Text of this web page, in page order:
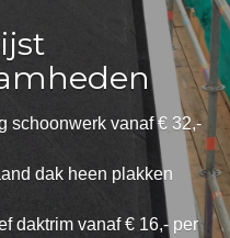
€ 55,-
€ 45,- per uur